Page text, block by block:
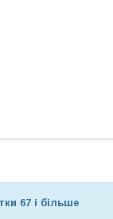
67 і більше